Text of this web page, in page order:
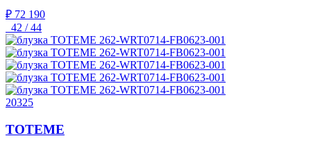
₽ 72 190
42 / 44
20325
TOTEME